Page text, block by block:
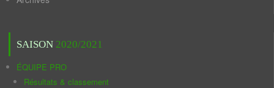
SAISON 2020/2021
ÉQUIPE PRO
Résultats & classement